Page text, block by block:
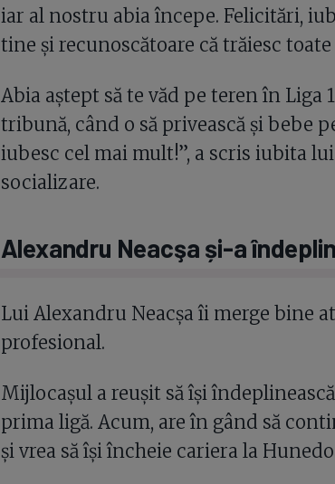
iar al nostru abia începe. Felicitări,
tine și recunoscătoare că trăiesc
Abia aștept să te văd pe teren în
tribună, când o să privească și bebe
iubesc cel mai mult!”, a scris iubita
socializare.
Alexandru Neacşa și-a
Lui Alexandru Neacşa îi merge bine
profesional.
Mijlocașul a reușit să își
prima ligă. Acum, are în gând să
și vrea să își încheie cariera la